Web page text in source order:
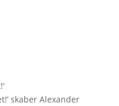
'
skaber Alexander